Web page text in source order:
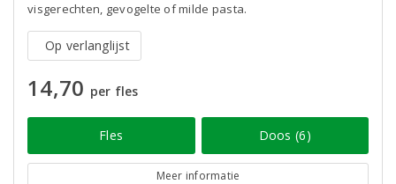
visgerechten, gevogelte of milde pasta.
Op verlanglijst
14,70 per fles
Fles Doos (6)
Meer informatie